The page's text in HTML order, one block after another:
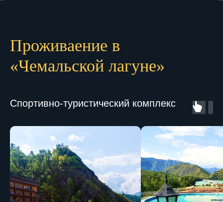
Проживаение в
«Чемальской лагуне»
Спортивно-туристический комплекс